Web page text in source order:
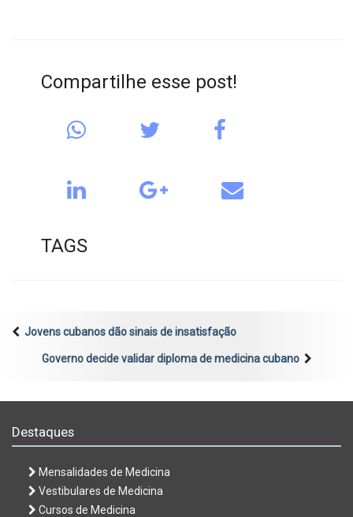
Compartilhe esse post!
TAGS
Jovens cubanos dão sinais de insatisfação
Governo decide validar diploma de medicina cubano
Destaques
Mensalidades de Medicina
Vestibulares de Medicina
Cursos de Medicina